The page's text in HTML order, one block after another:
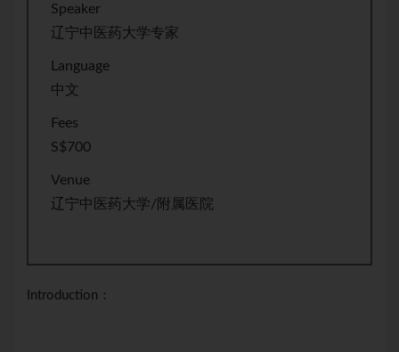
Speaker
辽宁中医药大学专家
Language
中文
Fees
S$700
Venue
辽宁中医药大学/附属医院
Introduction：